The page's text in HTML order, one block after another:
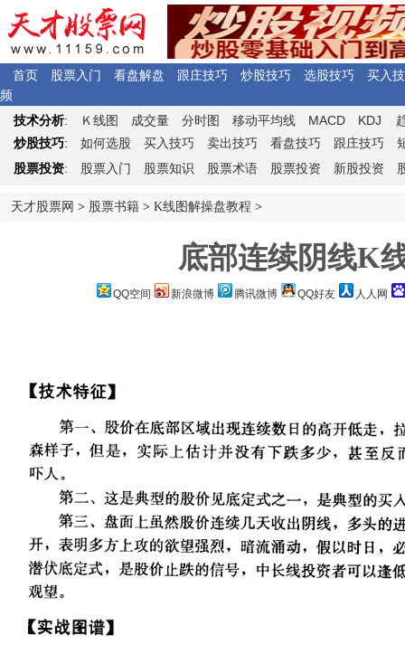
首页 股票入门 看盘解盘 跟庄技巧 炒股技巧 选股技巧
买入
频
技术分析: Ｋ 线图 成交量 分时图 移动平均线 MACD KDJ
炒股技巧: 如何选股 买入技巧 卖出技巧 看盘技巧 跟庄技巧
股票投资: 股票入门 股票知识 股票术语 股票投资 新股投资
天才股票网 > 股票书籍 > K线图解操盘教程 >
底部连续阴线K
QQ空间 新浪微博 腾讯微博 QQ好友 人人网